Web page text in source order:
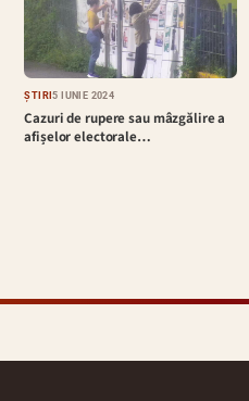
ȘTIRI5 IUNIE 2024
Cazuri de rupere sau mâzgălire a
afișelor electorale…